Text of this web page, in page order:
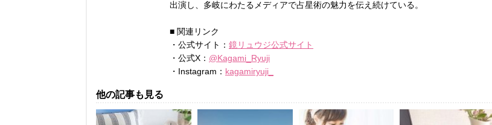
出演し、多岐にわたるメディアで占星術の魅力を伝え続けている。
■ 関連リンク
・公式サイト： 鏡リュウジ公式サイト
・公式X： @Kagami_Ryuji
・Instagram： kagamiryuji_
他の記事も見る